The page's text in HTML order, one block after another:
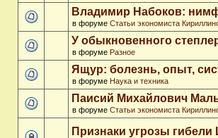
Владимир Набоков:
в форуме Статьи экономиста
У обыкновенного
в форуме Разное
Ящур: болезнь, опыт,
в форуме Наука и техника
Паисий Михайлович
в форуме Статьи экономиста
Признаки угрозы